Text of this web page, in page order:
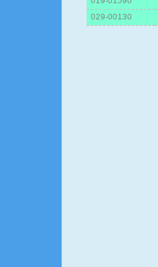
029-00130